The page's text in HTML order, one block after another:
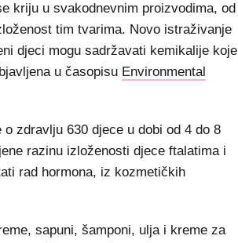
kriju u svakodnevnim proizvodima, od
tim tvarima. Novo istraživanje
djeci mogu sadržavati kemikalije koje
u časopisu Environmental
zdravlju 630 djece u dobi od 4 do 8
razinu izloženosti djece ftalatima i
rad hormona, iz kozmetičkih
sapuni, šamponi, ulja i kreme za